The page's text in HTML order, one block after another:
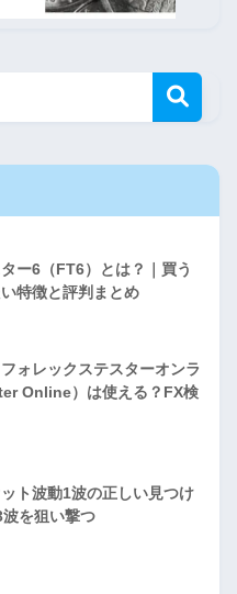
ー6（FT6）とは？｜買う
特徴と評判まとめ
フォレックステスターオンラ
Online）は使える？FX検
ット波動1波の正しい見つけ
を狙い撃つ